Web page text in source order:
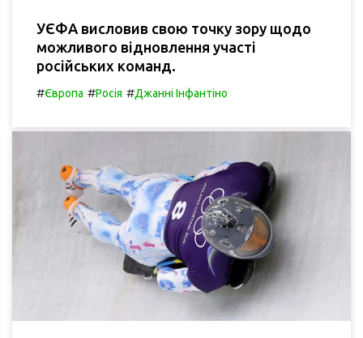
УЄФА висловив свою точку зору щодо
можливого відновлення участі
російських команд.
#Європа #Росія #Джанні Інфантіно